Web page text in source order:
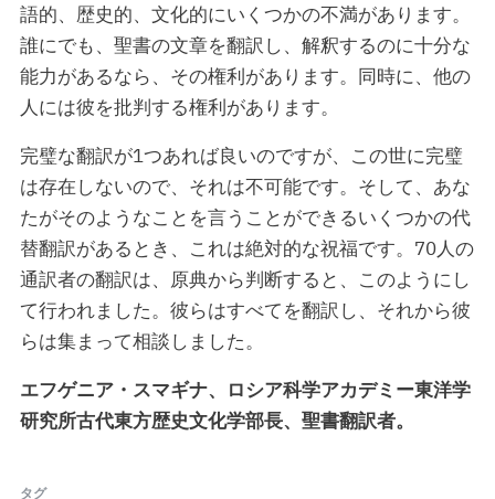
語的、歴史的、文化的にいくつかの不満があります。
誰にでも、聖書の文章を翻訳し、解釈するのに十分な
能力があるなら、その権利があります。同時に、他の
人には彼を批判する権利があります。
完璧な翻訳が1つあれば良いのですが、この世に完璧
は存在しないので、それは不可能です。そして、あな
たがそのようなことを言うことができるいくつかの代
替翻訳があるとき、これは絶対的な祝福です。70人の
通訳者の翻訳は、原典から判断すると、このようにし
て行われました。彼らはすべてを翻訳し、それから彼
らは集まって相談しました。
エフゲニア・スマギナ、ロシア科学アカデミー東洋学
研究所古代東方歴史文化学部長、聖書翻訳者。
タグ